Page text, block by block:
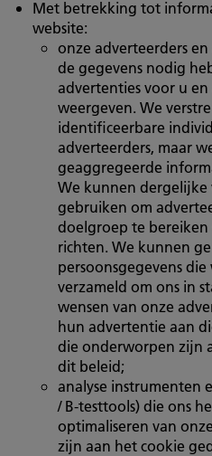
Met betrekking tot
website:
onze adverteerders
de gegevens nodig
advertenties voor u
weergeven. We
identificeerbare
adverteerders, maar
geaggregeerde
We kunnen
gebruiken om
doelgroep te
richten. We kunnen
persoonsgegevens
verzameld om ons in
wensen van onze
hun advertentie aan
die onderworpen zijn
dit beleid;
analyse instrumenten
/ B-testtools) die ons
optimaliseren van
zijn aan het cookie